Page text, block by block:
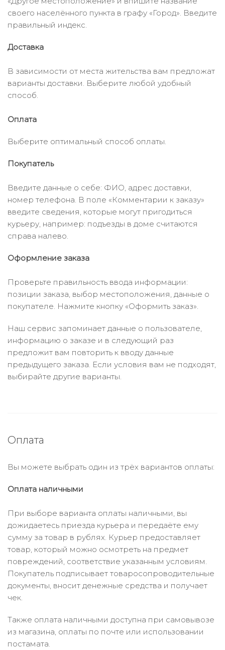
своего населённого пункта в графу «Город». Введите
правильный индекс.
Доставка
В зависимости от места жительства вам предложат
варианты доставки. Выберите любой удобный
способ.
Оплата
Выберите оптимальный способ оплаты.
Покупатель
Введите данные о себе: ФИО, адрес доставки,
номер телефона. В поле «Комментарии к заказу»
введите сведения, которые могут пригодиться
курьеру, например: подъезды в доме считаются
справа налево.
Оформление заказа
Проверьте правильность ввода информации:
позиции заказа, выбор местоположения, данные о
покупателе. Нажмите кнопку «Оформить заказ».
Наш сервис запоминает данные о пользователе,
информацию о заказе и в следующий раз
предложит вам повторить к вводу данные
предыдущего заказа. Если условия вам не подходят,
выбирайте другие варианты.
Оплата
Вы можете выбрать один из трёх вариантов оплаты:
Оплата наличными
При выборе варианта оплаты наличными, вы
дожидаетесь приезда курьера и передаёте ему
сумму за товар в рублях. Курьер предоставляет
товар, который можно осмотреть на предмет
повреждений, соответствие указанным условиям.
Покупатель подписывает товаросопроводительные
документы, вносит денежные средства и получает
чек.
Также оплата наличными доступна при самовывозе
из магазина, оплаты по почте или использовании
постамата.